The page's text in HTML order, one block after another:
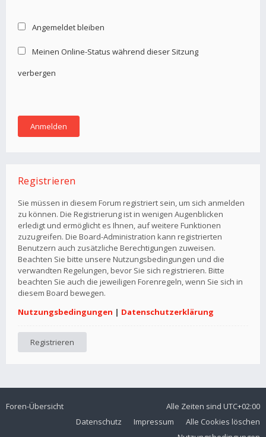
Angemeldet bleiben
Meinen Online-Status während dieser Sitzung
verbergen
Registrieren
Sie müssen in diesem Forum registriert sein, um sich anmelden
zu können. Die Registrierung ist in wenigen Augenblicken
erledigt und ermöglicht es Ihnen, auf weitere Funktionen
zuzugreifen. Die Board-Administration kann registrierten
Benutzern auch zusätzliche Berechtigungen zuweisen.
Beachten Sie bitte unsere Nutzungsbedingungen und die
verwandten Regelungen, bevor Sie sich registrieren. Bitte
beachten Sie auch die jeweiligen Forenregeln, wenn Sie sich in
diesem Board bewegen.
Nutzungsbedingungen | Datenschutzerklärung
Registrieren
Foren-Übersicht Alle Zeiten sind UTC+02:00
Alle Cookies löschen
Impressum
Datenschutz